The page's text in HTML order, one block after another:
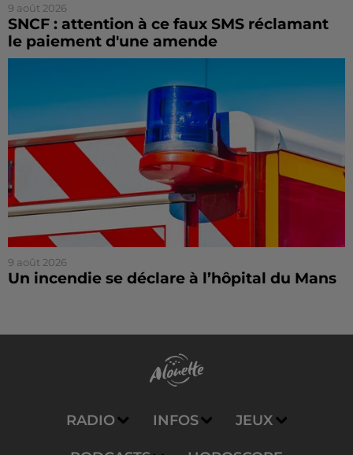
9 août 2026
SNCF : attention à ce faux SMS réclamant
le paiement d'une amende
9 août 2026
Un incendie se déclare à l’hôpital du Mans
RADIO INFOS JEUX